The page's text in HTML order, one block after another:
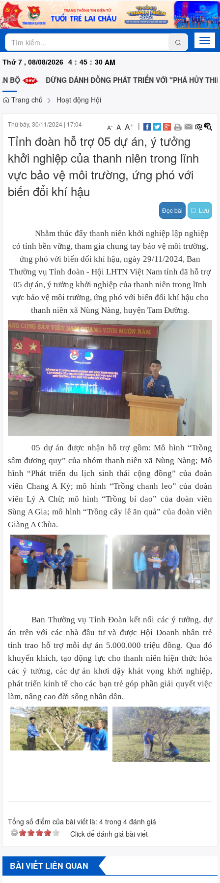
Thứ 7 , 08/08/2026 4 : 45 : 30 AM
BỘ
ĐỪNG ĐÁNH ĐỒNG PHÁT TRIỂN VỚI "PHÁ HỦY
Trang chủ
Hoạt động Hội
Thứ bảy, 30/11/2024 | 17:04 A- A A+ |
Tỉnh đoàn hỗ trợ 05 dự án, ý tưởng
khởi nghiệp của thanh niên trong lĩnh
vực bảo vệ môi trường, ứng phó với
biến đổi khí hậu
Đọc bài Lưu
Nhằm thúc đẩy thanh niên khởi nghiệp lập nghiệp
có tính bền vững, tham gia chung tay bảo vệ môi trường,
ứng phó với biến đổi khí hậu, ngày 29/11/2024, Ban
Thường vụ Tỉnh đoàn - Hội LHTN Việt Nam tỉnh đã hỗ trợ
05 dự án, ý tưởng khởi nghiệp của thanh niên trong lĩnh
vực bảo vệ môi trường, ứng phó với biến đổi khí hậu cho
thanh niên xã Nùng Nàng, huyện Tam Đường.
05 dự án được nhận hỗ trợ gồm: Mô hình “Trồng
sâm đương quy” của nhóm thanh niên xã Nùng Nàng; Mô
hình “Phát triển du lịch sinh thái cộng đồng” của đoàn
viên Chang A Kỷ; mô hình “Trồng chanh leo” của đoàn
viên Lý A Chừ; mô hình “Trồng bí đao” của đoàn viên
Sùng A Gia; mô hình “Trồng cây lê ăn quả” của đoàn viên
Giàng A Chùa.
Ban Thường vụ Tỉnh Đoàn kết nối các ý tưởng, dự
án trên với các nhà đầu tư và được Hội Doanh nhân trẻ
tỉnh trao hỗ trợ mỗi dự án 5.000.000 triệu đồng. Qua đó
khuyến khích, tạo động lực cho thanh niên hiện thức hóa
các ý tưởng, các dự án khơi dậy khát vọng khởi nghiệp,
phát triển kinh tế cho các bạn trẻ góp phần giải quyết việc
làm, nâng cao đời sống nhân dân.
Tổng số điểm của bài viết là: 4 trong 4 đánh giá
Click để đánh giá bài viết
BÀI VIẾT LIÊN QUAN